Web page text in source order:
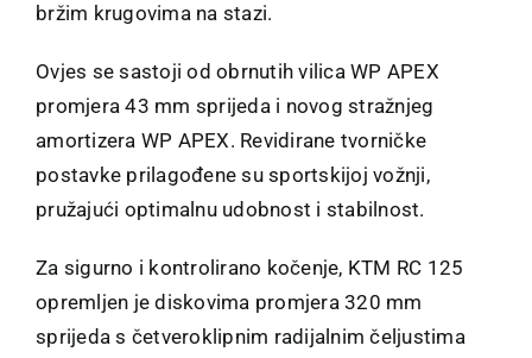
bržim krugovima na stazi.
Ovjes se sastoji od obrnutih vilica WP APEX
promjera 43 mm sprijeda i novog stražnjeg
amortizera WP APEX. Revidirane tvorničke
postavke prilagođene su sportskijoj vožnji,
pružajući optimalnu udobnost i stabilnost.
Za sigurno i kontrolirano kočenje, KTM RC 125
opremljen je diskovima promjera 320 mm
sprijeda s četveroklipnim radijalnim čeljustima